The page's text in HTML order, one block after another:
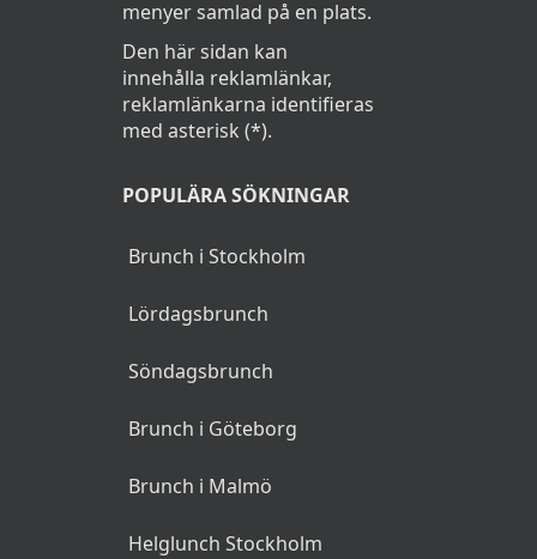
menyer samlad på en plats.
Den här sidan kan
innehålla reklamlänkar,
reklamlänkarna identifieras
med asterisk (*).
POPULÄRA SÖKNINGAR
Brunch i Stockholm
Lördagsbrunch
Söndagsbrunch
Brunch i Göteborg
Brunch i Malmö
Helglunch Stockholm